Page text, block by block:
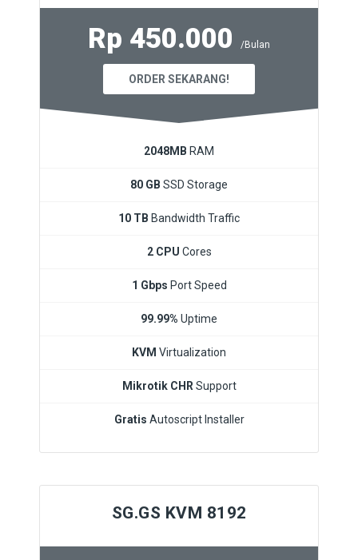
Rp 450.000 /Bulan
ORDER SEKARANG!
2048MB RAM
80 GB SSD Storage
10 TB Bandwidth Traffic
2 CPU Cores
1 Gbps Port Speed
99.99% Uptime
KVM Virtualization
Mikrotik CHR Support
Gratis Autoscript Installer
SG.GS KVM 8192